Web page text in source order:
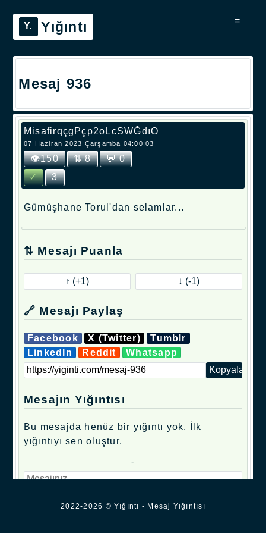
Yığıntı ≡
Mesaj 936
MisafirqçgPçp2oLcSWĞdıO
07 Haziran 2023 Çarşamba 04:00:03
👁150 ⇅ 8
💬 0
✓
3
Gümüşhane Torul'dan selamlar...
⇅ Mesajı Puanla
🔗 Mesajı Paylaş
Facebook X (Twitter)
Tumblr
LinkedIn
Reddit Whatsapp
Mesajın Yığıntısı
Bu mesajda henüz bir yığıntı yok. İlk
yığıntıyı sen oluştur.
.
2022-2026 © Yığıntı - Mesaj Yığıntısı